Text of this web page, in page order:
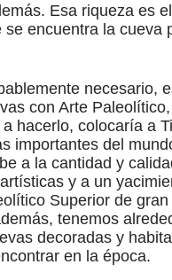
Esa riqueza es
se encuentra la cueva
necesario,
con Arte
hacerlo, colocaría a
importantes del
a la cantidad y
y a un
Superior de gran
tenemos
decoradas y
en la época.